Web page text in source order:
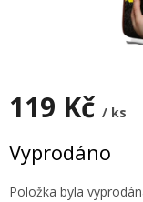
119 Kč / ks
cena:
Vyprodáno
Položka byla